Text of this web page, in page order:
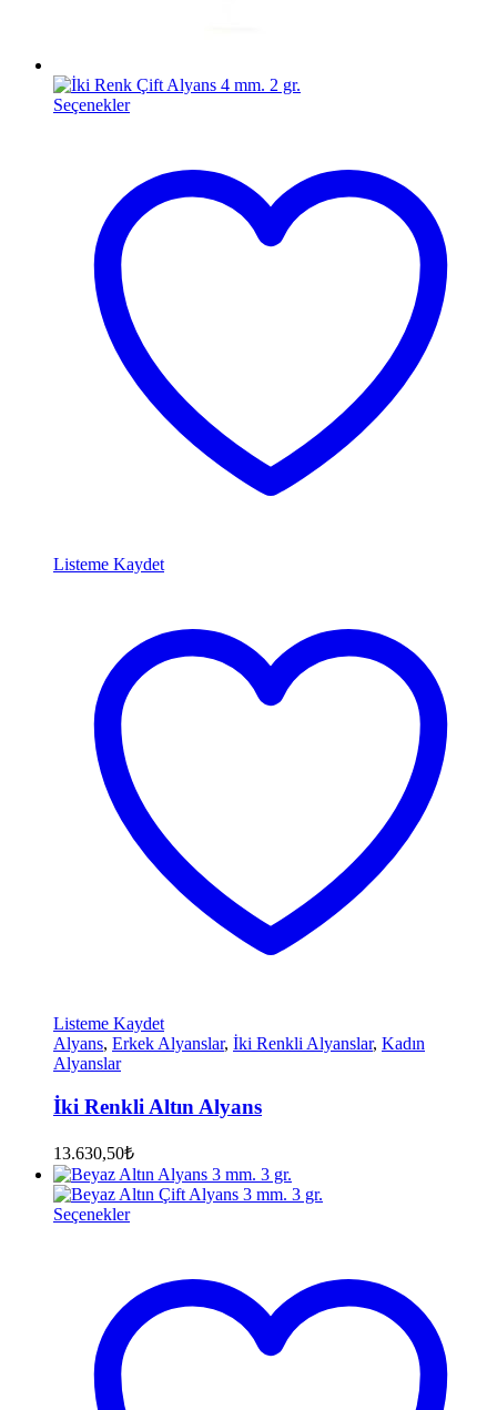
Seçenekler
Listeme Kaydet
Listeme Kaydet
Alyans, Erkek Alyanslar, İki Renkli Alyanslar, Kadın
Alyanslar
İki Renkli Altın Alyans
13.630,50₺
Seçenekler